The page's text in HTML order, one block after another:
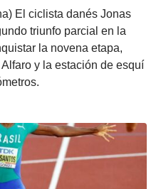
El ciclista danés Jonas
triunfo parcial en la
la novena etapa,
y la estación de esquí